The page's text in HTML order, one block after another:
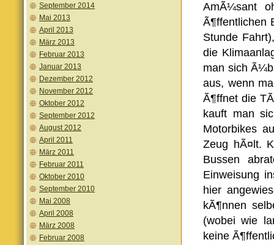
September 2014
Mai 2013
April 2013
März 2013
Februar 2013
Januar 2013
Dezember 2012
November 2012
Oktober 2012
September 2012
August 2012
April 2011
März 2011
Februar 2011
Oktober 2010
September 2010
Mai 2008
April 2008
März 2008
Februar 2008
AmÃ¼sant
Ã¶ffentlichen
Stunde
die
man sich
aus, wenn
Ã¶ffnet die
kauft man
Motorbikes
Zeug hÃ¤lt.
Bussen
Einweisung
hier
kÃ¶nnen
(wobei wie
keine